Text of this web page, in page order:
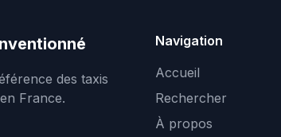
des taxis
France.
Navigation
Accueil
Rechercher
À propos